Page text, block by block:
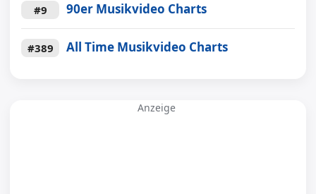
#9 90er Musikvideo Charts
#389 All Time Musikvideo Charts
Anzeige